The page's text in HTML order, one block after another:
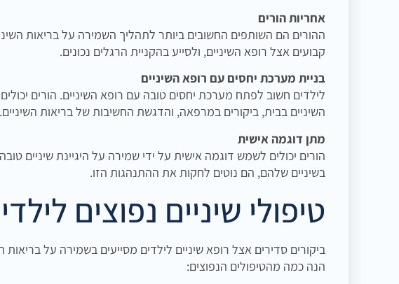
אחריות הורים
ההורים הם השותפים החשובים ביותר לתהליך השמירה על בריאות
קבועים אצל רופא השיניים, ולסייע בהקניית הרגלים נכונים.
בניית מערכת יחסים עם רופא השיניים
לילדים חשוב לפתח מערכת יחסים טובה עם רופא השיניים. הורים
השיניים בבית, ביקורים במרפאה, והדגשת החשיבות של בריאות השיניים.
מתן דוגמה אישית
הורים יכולים לשמש דוגמה אישית על ידי שמירה על היגיינת שיניים
בשיניים שלהם, הם נוטים לחקות את ההתנהגות הזו.
טיפולי שיניים נפוצים
ביקורים סדירים אצל רופא שיניים לילדים מסייעים בשמירה על
הנה כמה מהטיפולים הנפוצים: